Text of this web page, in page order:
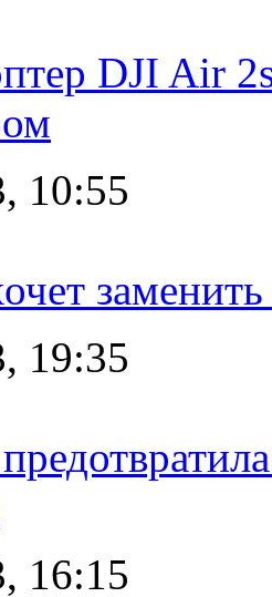
DJI Air
10:55
19:35
16:15